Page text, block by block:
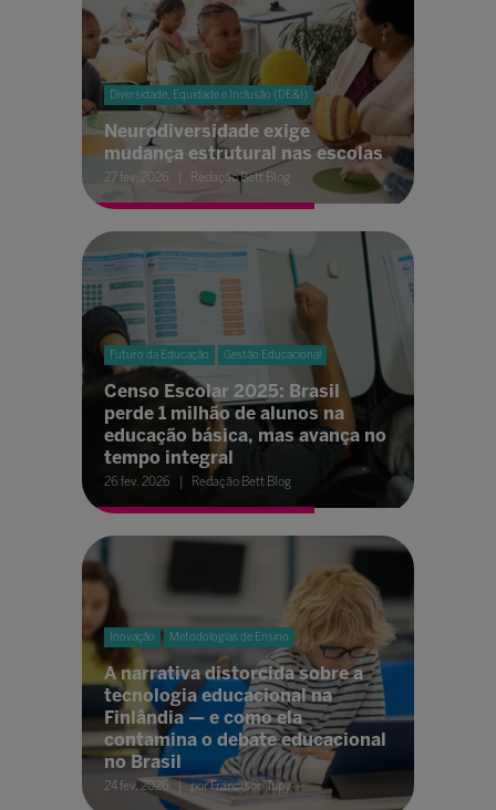
Diversidade, Equidade e Inclusão (DE&I)
Neurodiversidade exige
mudança estrutural nas escolas
27 fev. 2026 Redação Bett Blog
Futuro da Educação Gestão Educacional
Censo Escolar 2025: Brasil
perde 1 milhão de alunos na
educação básica, mas avança no
tempo integral
26 fev. 2026 Redação Bett Blog
Inovação Metodologias de Ensino
A narrativa distorcida sobre a
tecnologia educacional na
Finlândia — e como ela
contamina o debate educacional
no Brasil
24 fev. 2026 por Francisco Tupy